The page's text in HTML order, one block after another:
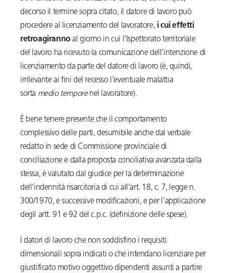
decorso il termine sopra citato, il datore di lavoro può
procedere al licenziamento del lavoratore, i cui effetti
retroagirannoal giorno in cui l’Ispettorato territoriale
del lavoro ha ricevuto la comunicazione dell’intenzione di
licenziamento da parte del datore di lavoro (è, quindi,
irrilevante ai fini del recesso l’eventuale malattia
sorta medio temporenel lavoratore).
È bene tenere presente che il comportamento
complessivo delle parti, desumibile anche dal verbale
redatto in sede di Commissione provinciale di
conciliazione e dalla proposta conciliativa avanzata dalla
stessa, è valutato dal giudice per la determinazione
dell’indennità risarcitoria di cui all’art. 18, c. 7, legge n.
300/1970, e successive modificazioni, e per l’applicazione
degli artt. 91 e 92 del c.p.c. (definizione delle spese).
I datori di lavoro che non soddisfino i requisiti
dimensionali sopra indicati o che intendano licenziare per
giustificato motivo oggettivo dipendenti assunti a partire